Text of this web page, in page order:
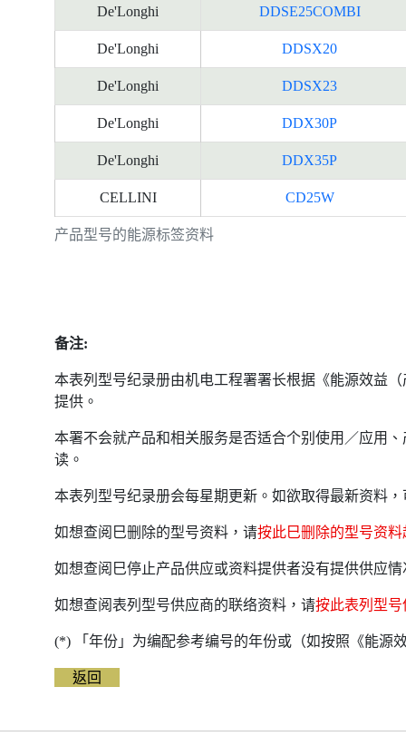
产品型号的能源标签资料
De'Longhi DDSE25COMBI
De'Longhi DDSX20
De'Longhi DDSX23
De'Longhi DDX30P
De'Longhi DDX35P
CELLINI CD25W
备注:
本表列型号纪录册由机电工程署署长根据《能源效益
提供。
本署不会就产品和相关服务是否适合个别使用／应用
读。
本表列型号纪录册会每星期更新。如欲取得最新资料
如想查阅巳删除的型号资料，请按此巳删除的型号资料
如想查阅巳停止产品供应或资料提供者没有提供供应
如想查阅表列型号供应商的联络资料，请按此表列型
(*) 「年份」为编配参考编号的年份或（如按照《能源
返回